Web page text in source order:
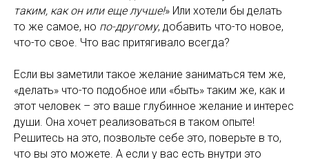
таким, как он или еще лучше!» Или хотели бы делать
то же самое, но по-другому, добавить что-то новое,
что-то свое. Что вас притягивало всегда?
Если вы заметили такое желание заниматься тем же,
«делать» что-то подобное или «быть» таким же, как и
этот человек – это ваше глубинное желание и интерес
души. Она хочет реализоваться в таком опыте!
Решитесь на это, позвольте себе это, поверьте в то,
что вы это можете. А если у вас есть внутри это